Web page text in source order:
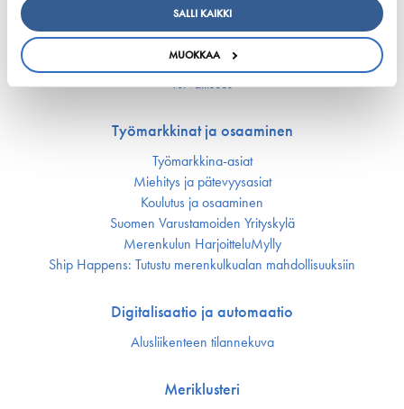
SALLI KAIKKI
MUOKKAA
Huoltovarmuus
Ympäristö ja ilmasto
Varustamot panostavat uuteen teknologiaan ja
ympäristöystävällisiin ratkaisuihin uusissa aluksissa
Turvallisuus
Työmarkkinat ja osaaminen
Työmarkkina-asiat
Miehitys ja pätevyys­asiat
Koulutus ja osaaminen
Suomen Varustamoiden Yrityskylä
Merenkulun HarjoitteluMylly
Ship Happens: Tutustu merenkulkualan mahdollisuuksiin
Digitalisaatio ja automaatio
Alusliikenteen tilannekuva
Meriklusteri